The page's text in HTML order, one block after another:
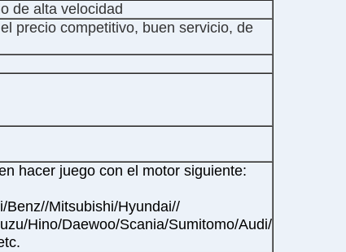
de alta velocidad
precio competitivo, buen servicio, de
hacer juego con el motor siguiente:
Benz//Mitsubishi/Hyundai//
Hino/Daewoo/Scania/Sumitomo/Audi/